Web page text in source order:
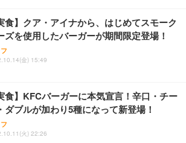
PCチェア 通気性メッシュ ゲーミング/勉強/事
おしゃれ パソコンチェア (ブラック)
オフィスチェア デスクチェア 疲れない テレ
ク チェア 強化バックレスト 30度ロッキング機
間工学 椅子 腰サポート 90度跳ね上げ式アーム
おしゃれ パソコンチェア (ホワイト)
オフィスチェア デスクチェア 肘なし メ
ュ 通気性 ランバーサポート付き 腰サポート ガ
段階昇降 360度回転 キャスター付き コンパク
備済み品】Dell E2724HS 27インチ 液晶モニタ
ルHD（1920×1080）VA 非光沢 HDMI/DisplayP
スピーカー内蔵 高さ調整 スイベル VESA対
24.5inch/280Hz/FHD】GRAPHT THE S
Gaming Monitor 24” Essential ゲーミン
ター QD 24.5インチ 1ms FHD 量子ドット 残
Basic(スマートベーシック) 【Amazon.co.jp
】 Smart Basic アイリスオーヤマ ペットシーツ
お徳用 ワイド 100枚入 (x 1) (ケース販売)
リスオーヤマ ペットシーツ 超厚型 お徳用 レギ
ー 200枚入【Amazon.co.jp限定】
食】クア・アイナから、はじめてスモーク
ズを使用したバーガーが期間限定登場！
金) 15:49
食】KFCバーガーに本気宣言！辛口・チー
ダブルが加わり5種になって新登場！
火) 22:26